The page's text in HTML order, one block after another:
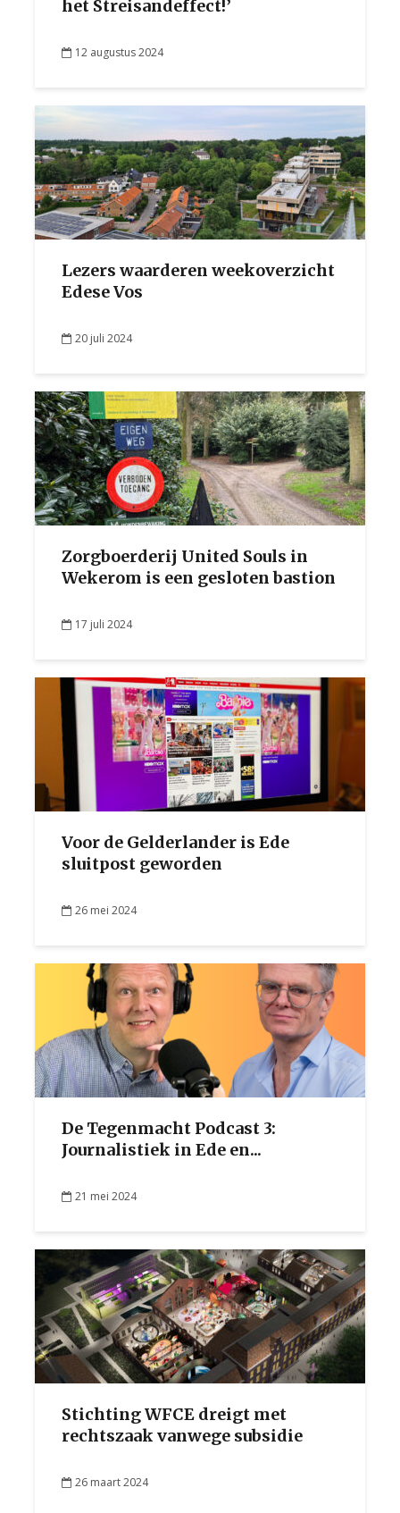
het Streisandeffect!’
12 augustus 2024
Lezers waarderen weekoverzicht
Edese Vos
20 juli 2024
Zorgboerderij United Souls in
Wekerom is een gesloten bastion
17 juli 2024
Voor de Gelderlander is Ede
sluitpost geworden
26 mei 2024
De Tegenmacht Podcast 3:
Journalistiek in Ede en...
21 mei 2024
Stichting WFCE dreigt met
rechtszaak vanwege subsidie
26 maart 2024